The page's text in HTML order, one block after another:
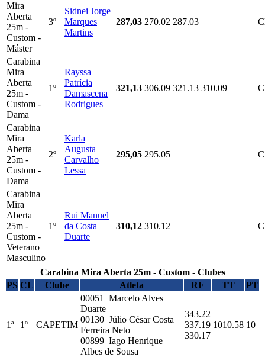
Mira
Aberta
25m -
Custom -
Máster
3º
Sidnei Jorge
Marques
Martins
287,03 270.02 287.03
Carabina
Mira
Aberta
25m -
Custom -
Dama
1º
Rayssa
Patrícia
Damascena
Rodrigues
321,13 306.09 321.13 310.09
Carabina
Mira
Aberta
25m -
Custom -
Dama
2º
Karla
Augusta
Carvalho
Lessa
295,05 295.05
Carabina
Mira
Aberta
25m -
Custom -
Veterano
Masculino
1º
Rui Manuel
da Costa
Duarte
310,12 310.12
Carabina Mira Aberta 25m - Custom - Clubes
PS CL Clube Atleta RF TT PT
1ª 1º CAPETIM
00051 Marcelo Alves
Duarte
00130 Júlio César Costa
Ferreira Neto
00899 Iago Henrique
Albes de Sousa
343.22
337.19
330.17
1010.58 10